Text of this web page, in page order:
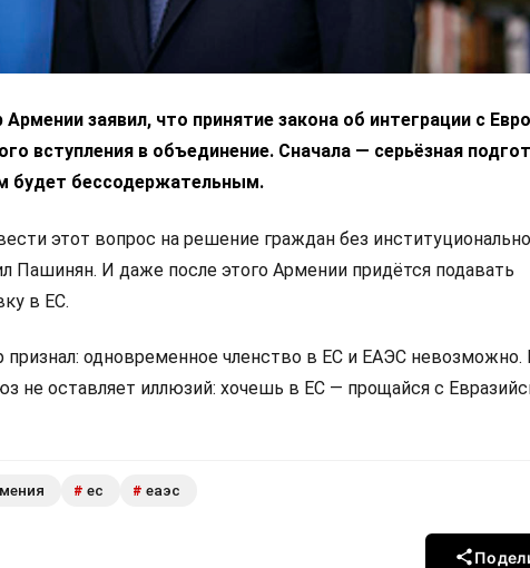
заявил, что принятие закона об интеграции с
вступления в объединение. Сначала — серьёзная
будет бессодержательным.
этот вопрос на решение граждан без
Пашинян. И даже после этого Армении придётся подавать
в ЕС.
одновременное членство в ЕС и ЕАЭС невозможно.
не оставляет иллюзий: хочешь в ЕС — прощайся с
# ес # еаэс